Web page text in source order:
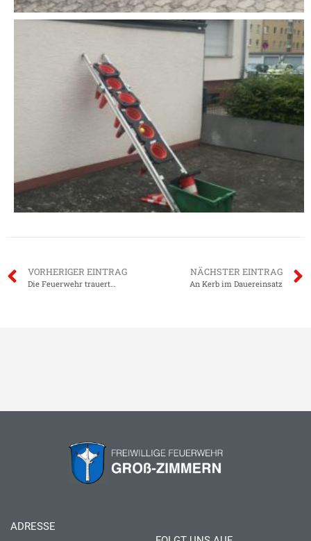
VORHERIGER EINTRAG
Die Feuerwehr trauert…
NÄCHSTER EINTRAG
An Kerb im Dauereinsatz
ADRESSE